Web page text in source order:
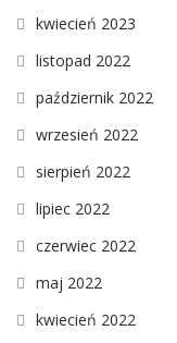
kwiecień 2023
listopad 2022
październik 2022
wrzesień 2022
sierpień 2022
lipiec 2022
czerwiec 2022
maj 2022
kwiecień 2022